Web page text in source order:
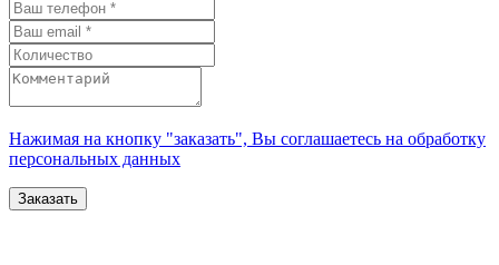
Нажимая на кнопку "заказать", Вы соглашаетесь на обработку
персональных данных